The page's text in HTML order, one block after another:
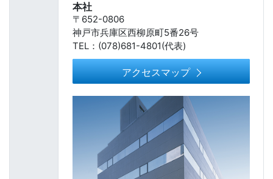
本社
〒652-0806
神戸市兵庫区西柳原町5番26号
TEL：(078)681-4801(代表)
アクセスマップ